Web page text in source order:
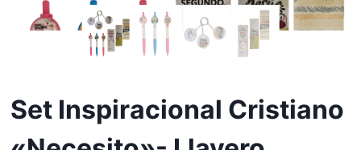
Set Inspiracional Cristiano